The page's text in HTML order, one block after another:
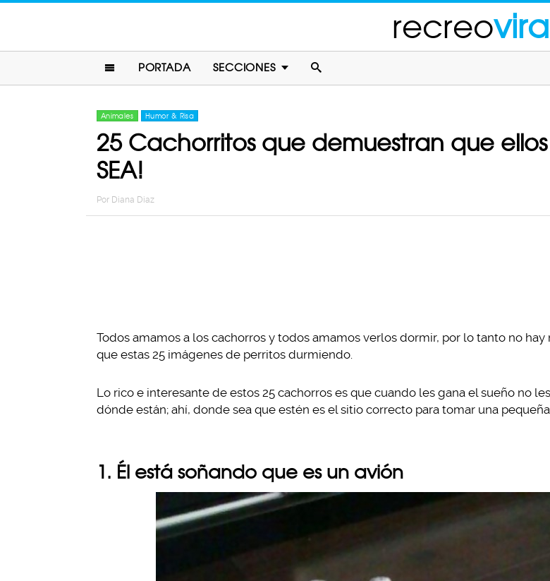
recreo
PORTADA SECCIONES
Animales Humor & Risa
25 Cachorritos que demuestran que
SEA!
Por Diana Diaz
Todos amamos a los cachorros y todos amamos verlos dormir, por lo tanto no hay
que estas 25 imágenes de perritos durmiendo.
Lo rico e interesante de estos 25 cachorros es que cuando les gana el sueño no
dónde están; ahí, donde sea que estén es el sitio correcto para tomar una
1. Él está soñando que es un avión